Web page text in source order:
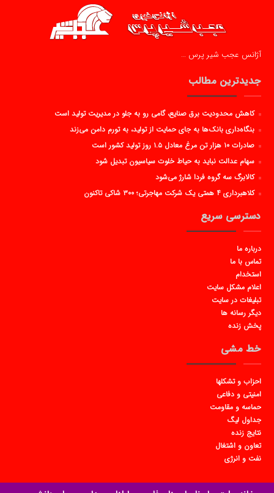
آژانس عجب شیر پرس …
جدیدترین مطالب
کاهش محدودیت برق صنایع، گامی رو به جلو در مدیریت تولید است
بنگاه‌داری بانک‌ها به جای حمایت از تولید، به تورم دامن می‌زند
صادرات ۱۰ هزار تن مرغ معادل ۱.۵ روز تولید کشور است
سهام عدالت نباید به حیاط خلوت سیاسیون تبدیل شود
کالابرگ سه گروه فردا شارژ می‌شود
کلاهبرداری ۴ همتی یک شرکت مهاجرتی؛ ۳۰۰ شاکی تاکنون
دسترسی سریع
درباره ما
تماس با ما
استخدام
اعلام مشکل سایت
تبلیغات در سایت
دیگر رسانه ها
پخش زنده
خط مشی
احزاب و تشکلها
امنیتی و دفاعی
حماسه و مقاومت
جداول لیگ
نتایج زنده
تعاون و اشتغال
نفت و انرژی